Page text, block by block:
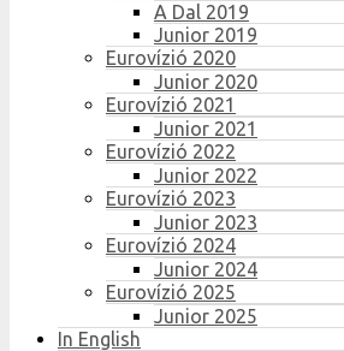
A Dal 2019
Junior 2019
Eurovízió 2020
Junior 2020
Eurovízió 2021
Junior 2021
Eurovízió 2022
Junior 2022
Eurovízió 2023
Junior 2023
Eurovízió 2024
Junior 2024
Eurovízió 2025
Junior 2025
In English